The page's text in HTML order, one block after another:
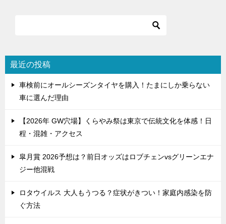
シ
ョ
最近の投稿
車検前にオールシーズンタイヤを購入！たまにしか乗らない
車に選んだ理由
【2026年 GW穴場】くらやみ祭は東京で伝統文化を体感！日
程・混雑・アクセス
皐月賞 2026予想は？前日オッズはロブチェンvsグリーンエナ
ジー他混戦
ロタウイルス 大人もうつる？症状がきつい！家庭内感染を防
ぐ方法